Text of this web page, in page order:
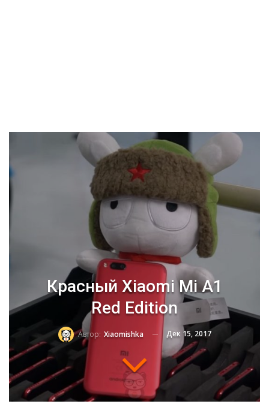
Красный Xiaomi Mi A1
Red Edition
Автор: Xiaomishka Дек 15, 2017